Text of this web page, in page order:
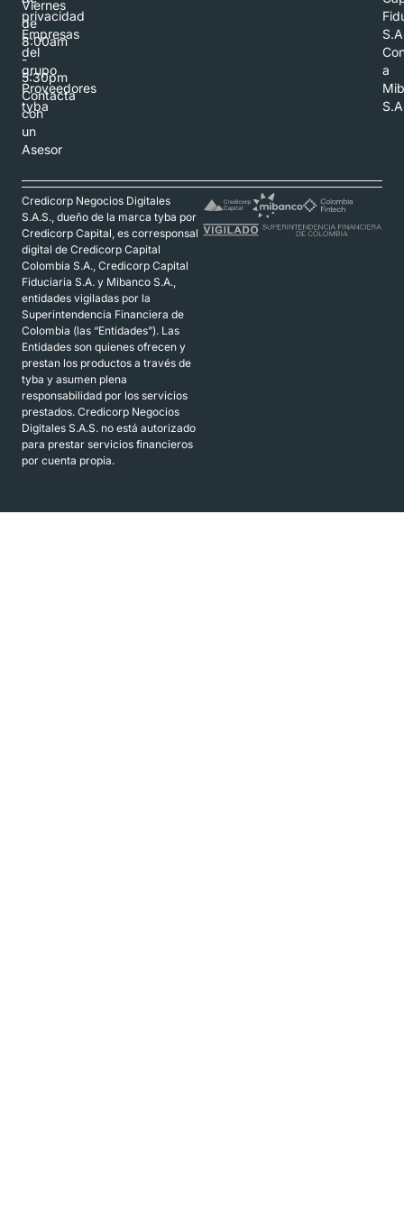
Viernes
de
8:00am
-
5:30pm
Contacta
con
un
Asesor
privacidad
Empresas
del
grupo
Proveedores
tyba
a
Credicorp Negocios Digitales
S.A.S., dueño de la marca tyba por
Credicorp Capital, es corresponsal
digital de Credicorp Capital
Colombia S.A., Credicorp Capital
Fiduciaria S.A. y Mibanco S.A.,
entidades vigiladas por la
Superintendencia Financiera de
Colombia (las “Entidades”). Las
Entidades son quienes ofrecen y
prestan los productos a través de
tyba y asumen plena
responsabilidad por los servicios
prestados. Credicorp Negocios
Digitales S.A.S. no está autorizado
para prestar servicios financieros
por cuenta propia.